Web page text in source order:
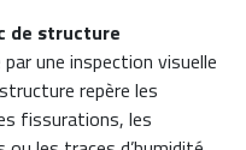
de structure
une inspection visuelle
repère les
fissurations, les